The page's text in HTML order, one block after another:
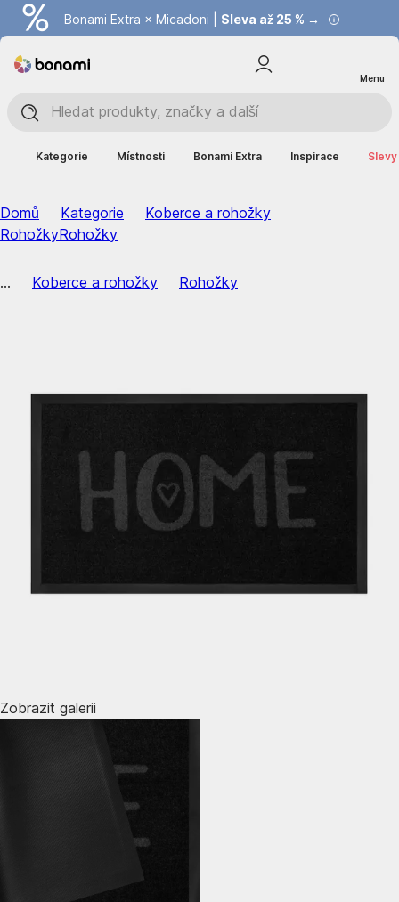
Bonami Extra × Micadoni | Sleva až 25 % →
Summer Sale | Ušetřete až 40 % →
Menu
Kategorie Místnosti Bonami Extra Inspirace
Domů Kategorie
Koberce a rohožky
RohožkyRohožky
... Koberce a rohožky Rohožky
Zobrazit galerii